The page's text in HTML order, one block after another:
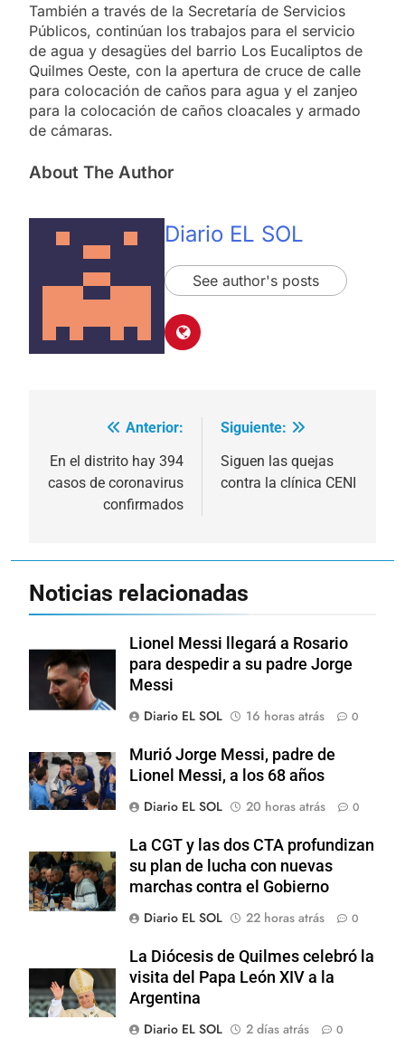
También a través de la Secretaría de Servicios
Públicos, continúan los trabajos para el servicio
de agua y desagües del barrio Los Eucaliptos de
Quilmes Oeste, con la apertura de cruce de calle
para colocación de caños para agua y el zanjeo
para la colocación de caños cloacales y armado
de cámaras.
About The Author
Diario EL SOL
See author's posts
Navegación
de
entradas
Anterior:
En el distrito hay 394
casos de coronavirus
confirmados
Siguiente:
Siguen las quejas
contra la clínica CENI
Noticias relacionadas
Lionel Messi llegará a Rosario
para despedir a su padre Jorge
Messi
Diario EL SOL
16 horas atrás 0
Murió Jorge Messi, padre de
Lionel Messi, a los 68 años
Diario EL SOL
20 horas atrás 0
La CGT y las dos CTA profundizan
su plan de lucha con nuevas
marchas contra el Gobierno
Diario EL SOL
22 horas atrás 0
La Diócesis de Quilmes celebró la
visita del Papa León XIV a la
Argentina
Diario EL SOL
2 días atrás 0